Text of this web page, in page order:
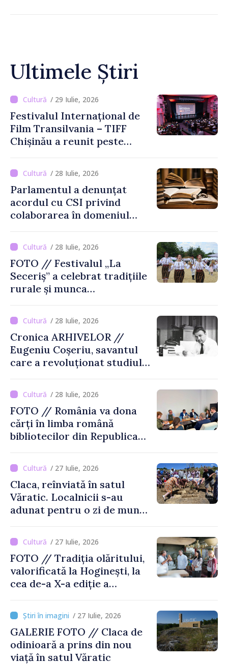
Ultimele Știri
/ 29 Iulie, 2026
Festivalul Internațional de
Film Transilvania – TIFF
Chișinău a reunit peste
de-a șasea ediție
/ 28 Iulie, 2026
Parlamentul a denunțat
acordul cu CSI privind
colaborarea în domeniul
/ 28 Iulie, 2026
FOTO // Festivalul „La
Seceriș” a celebrat tradițiile
rurale și munca
/ 28 Iulie, 2026
Cronica ARHIVELOR //
Eugeniu Coșeriu, savantul
care a revoluționat studiul
/ 28 Iulie, 2026
FOTO // România va dona
cărți în limba română
bibliotecilor din Republica
/ 27 Iulie, 2026
Claca, reînviată în satul
Văratic. Localnicii s-au
adunat pentru o zi de muncă
/ 27 Iulie, 2026
FOTO // Tradiția olăritului,
valorificată la Hoginești, la
cea de-a X-a ediție a
Vasile Gonciari”
/ 27 Iulie, 2026
GALERIE FOTO // Claca de
odinioară a prins din nou
viață în satul Văratic